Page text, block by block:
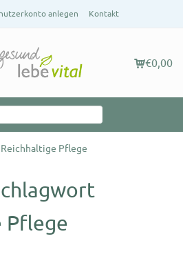
anlegen Kontakt
€0,00
Reichhaltige Pflege
Pflege